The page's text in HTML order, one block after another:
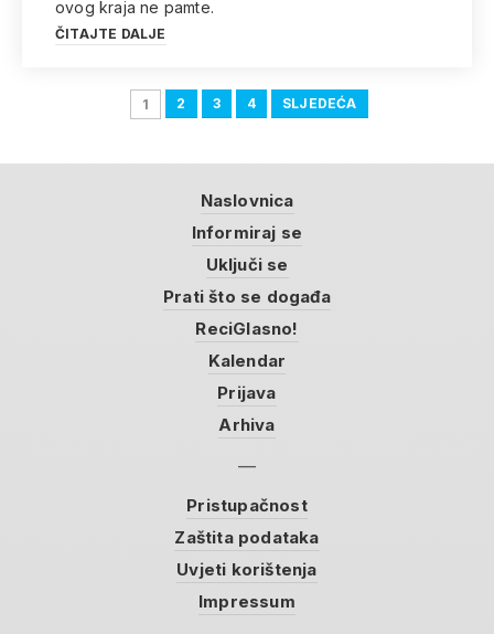
ovog kraja ne pamte.
ČITAJTE DALJE
1 2 3 4 SLJEDEĆA
Naslovnica
Informiraj se
Uključi se
Prati što se događa
ReciGlasno!
Kalendar
Prijava
Arhiva
Pristupačnost
Zaštita podataka
Uvjeti korištenja
Impressum